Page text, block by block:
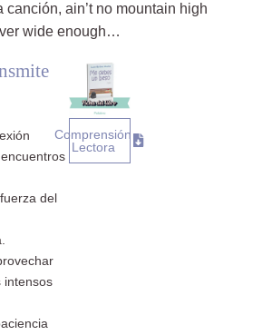
canción, ain’t no mountain high
wide enough…
del
intensos
Comprensión
Lectora